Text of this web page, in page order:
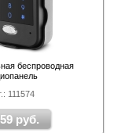
111574
беспроводная
руб.